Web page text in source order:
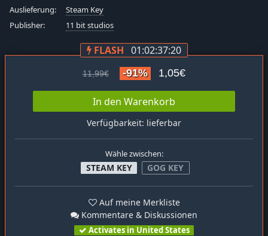
Auslieferung:
Steam Key
Publisher:
11 bit studios
FLASH 01:02:37:19
11,99€ -91% 1,05€
In den Warenkorb
Verfügbarkeit: lieferbar
Wähle zwischen:
STEAM KEY GOG KEY
Auf meine Merkliste
Kommentare & Diskussionen
Activates in United States